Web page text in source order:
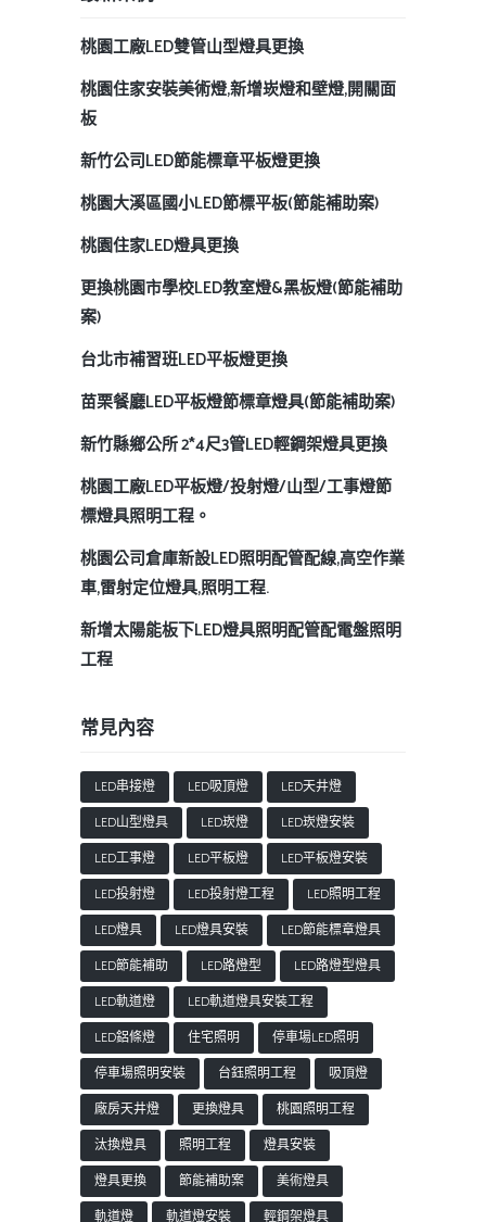
桃園工廠LED雙管山型燈具更換
桃園住家安裝美術燈,新增崁燈和壁燈,開關面
板
新竹公司LED節能標章平板燈更換
桃園大溪區國小LED節標平板(節能補助案)
桃園住家LED燈具更換
更換桃園市學校LED教室燈&黑板燈(節能補助
案)
台北市補習班LED平板燈更換
苗栗餐廳LED平板燈節標章燈具(節能補助案)
新竹縣鄉公所 2*4尺3管LED輕鋼架燈具更換
桃園工廠LED平板燈/投射燈/山型/工事燈節
標燈具照明工程。
桃園公司倉庫新設LED照明配管配線,高空作業
車,雷射定位燈具,照明工程.
新增太陽能板下LED燈具照明配管配電盤照明
工程
常見內容
LED串接燈 LED吸頂燈
LED天井燈
LED山型燈具
LED崁燈
LED崁燈安裝
LED工事燈
LED平板燈
LED平板燈安裝
LED投射燈
LED投射燈工程
LED照明工程
LED燈具
LED燈具安裝
LED節能標章燈具
LED節能補助
LED路燈型
LED路燈型燈具
LED軌道燈
LED軌道燈具安裝工程
LED鋁條燈
住宅照明
停車場LED照明
停車場照明安裝
台鈺照明工程
吸頂燈
廠房天井燈
更換燈具
桃園照明工程
汰換燈具
照明工程
燈具安裝
燈具更換
節能補助案
美術燈具
軌道燈
軌道燈安裝
輕鋼架燈具